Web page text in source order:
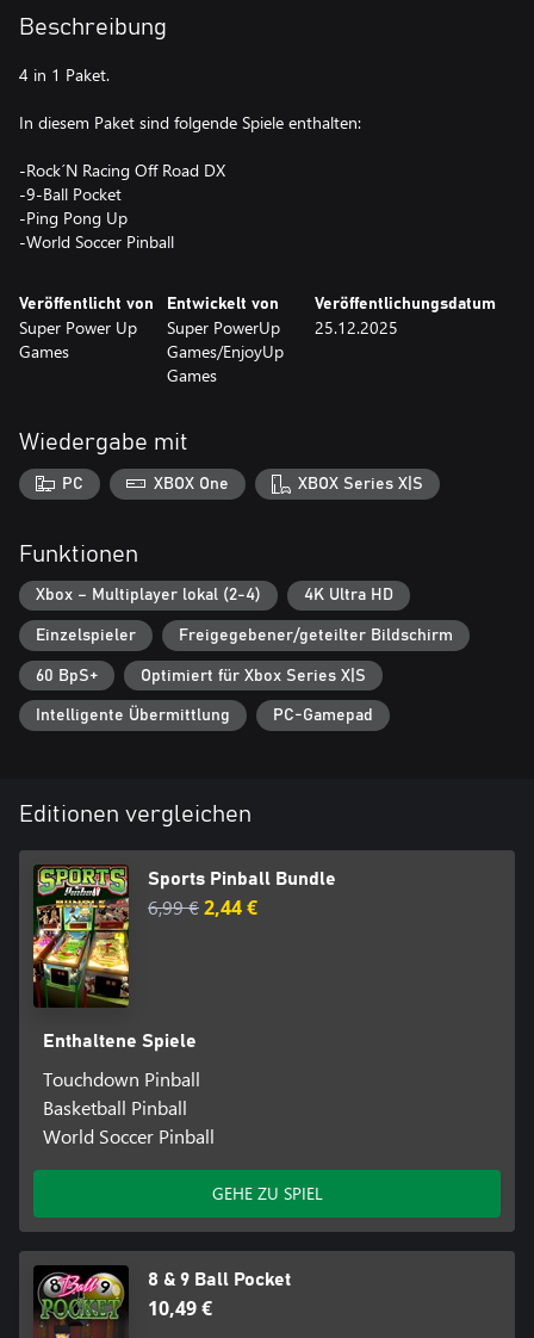
Beschreibung
4 in 1 Paket.
In diesem Paket sind folgende Spiele enthalten:
-Rock´N Racing Off Road DX
-9-Ball Pocket
-Ping Pong Up
-World Soccer Pinball
Veröffentlicht von
Super Power Up
Games
Entwickelt von
Super PowerUp
Games/EnjoyUp
Games
Veröffentlichungsdatum
25.12.2025
Wiedergabe mit
PC XBOX One XBOX Series X|S
Funktionen
Xbox – Multiplayer lokal (2-4) 4K Ultra HD
Einzelspieler Freigegebener/geteilter Bildschirm
60 BpS+ Optimiert für Xbox Series X|S
Intelligente Übermittlung PC-Gamepad
Editionen vergleichen
Sports Pinball Bundle
6,99 €2,44 €
Enthaltene Spiele
Touchdown Pinball
Basketball Pinball
World Soccer Pinball
GEHE ZU SPIEL
8 & 9 Ball Pocket
10,49 €